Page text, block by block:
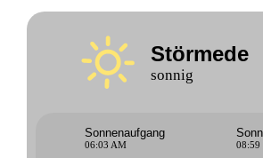
Störmede
sonnig
Sonnenaufgang
06:03 AM 08:59